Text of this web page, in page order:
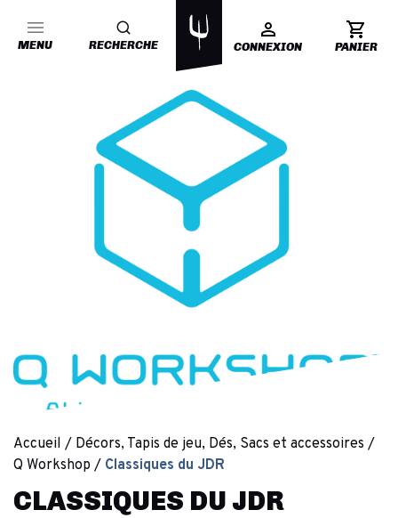
MENU RECHERCHE CONNEXION PANIER
Accueil
Décors, Tapis de jeu, Dés, Sacs et accessoires
Q Workshop
Classiques du JDR
CLASSIQUES DU JDR